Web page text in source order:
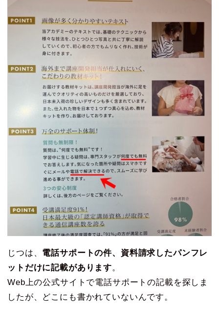
じつは、 電話サポートの件、資料請求したパンフレ
ットだけに記載があります。
Web上の公式サイトで電話サポートの記載を探しま
したが、どこにも書かれていないんです。